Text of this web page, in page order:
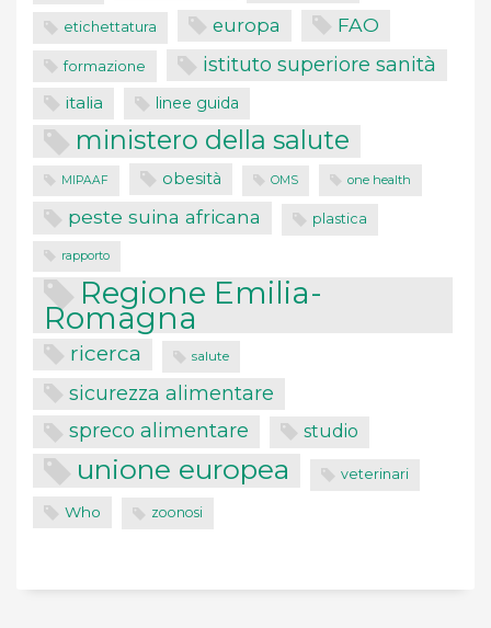
etichettatura europa FAO
formazione istituto superiore sanità
italia linee guida
ministero della salute
MIPAAF obesità OMS one health
peste suina africana plastica
rapporto
Regione Emilia-
Romagna
ricerca salute
sicurezza alimentare
spreco alimentare studio
unione europea veterinari
Who zoonosi